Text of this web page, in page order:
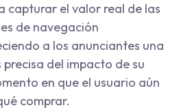
capturar el valor real de las
de navegación
a los anunciantes una
del impacto de su
en que el usuario aún
comprar.